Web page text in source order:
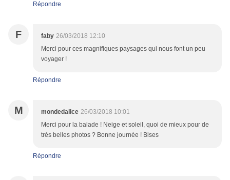
Répondre
F faby 26/03/2018 12:10
Merci pour ces magnifiques paysages qui nous font un peu
voyager !
Répondre
M mondedalice 26/03/2018 10:01
Merci pour la balade ! Neige et soleil, quoi de mieux pour de
très belles photos ? Bonne journée ! Bises
Répondre